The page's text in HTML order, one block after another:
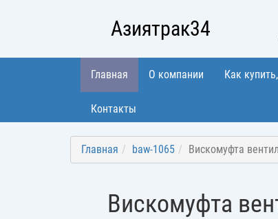
Азиятрак34
Главная О компании Как
Контакты
Главная baw-1065 Вискомуфта
Вискомуфта